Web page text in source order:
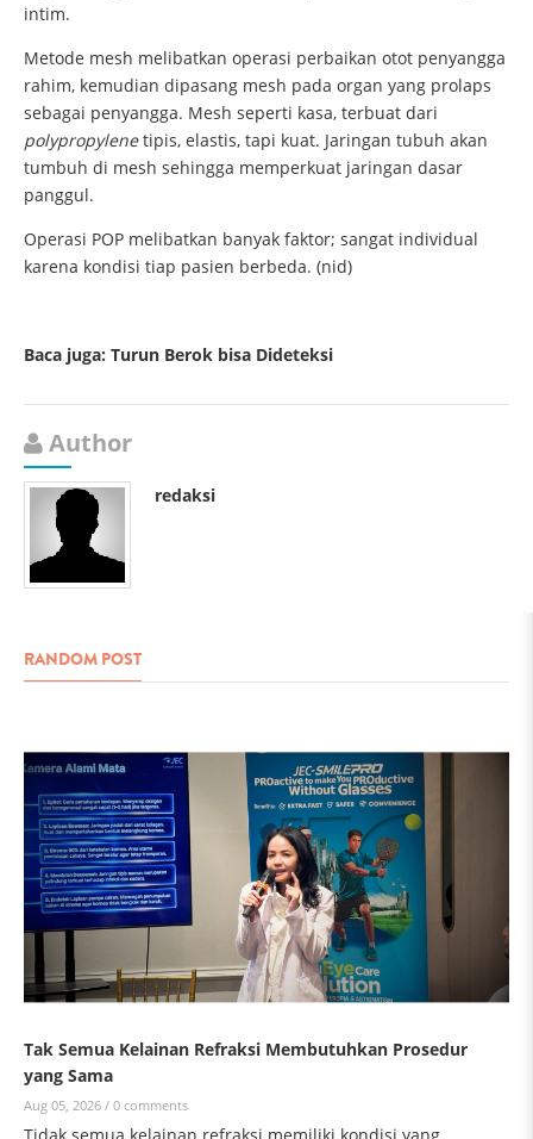
intim.
Metode mesh melibatkan operasi perbaikan otot penyangga
rahim, kemudian dipasang mesh pada organ yang prolaps
sebagai penyangga. Mesh seperti kasa, terbuat dari
polypropylenetipis, elastis, tapi kuat. Jaringan tubuh akan
tumbuh di mesh sehingga memperkuat jaringan dasar
panggul.
Operasi POP melibatkan banyak faktor; sangat individual
karena kondisi tiap pasien berbeda. (nid)
Baca juga: Turun Berok bisa Dideteksi
Author
redaksi
RANDOM POST
Tak Semua Kelainan Refraksi Membutuhkan Prosedur
yang Sama
Aug 05, 2026 / 0 comments